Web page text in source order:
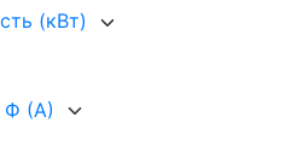
(кВт)
Ф (А)